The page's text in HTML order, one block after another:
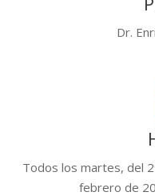
Dr.
Todos los martes, del
febrero de